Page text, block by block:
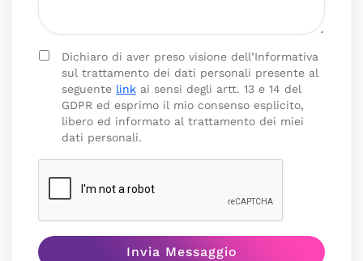
Dichiaro di aver preso visione dell’Informativa
sul trattamento dei dati personali presente al
seguente link ai sensi degli artt. 13 e 14 del
GDPR ed esprimo il mio consenso esplicito,
libero ed informato al trattamento dei miei
dati personali.